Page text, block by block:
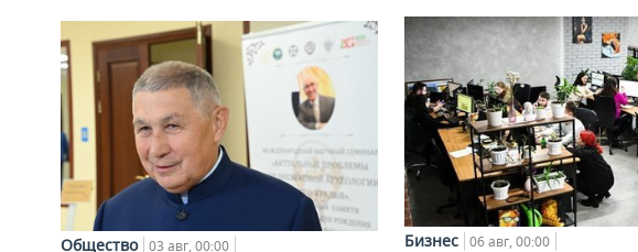
Общество 03 авг, 00:00 Бизнес 06 авг, 00:00